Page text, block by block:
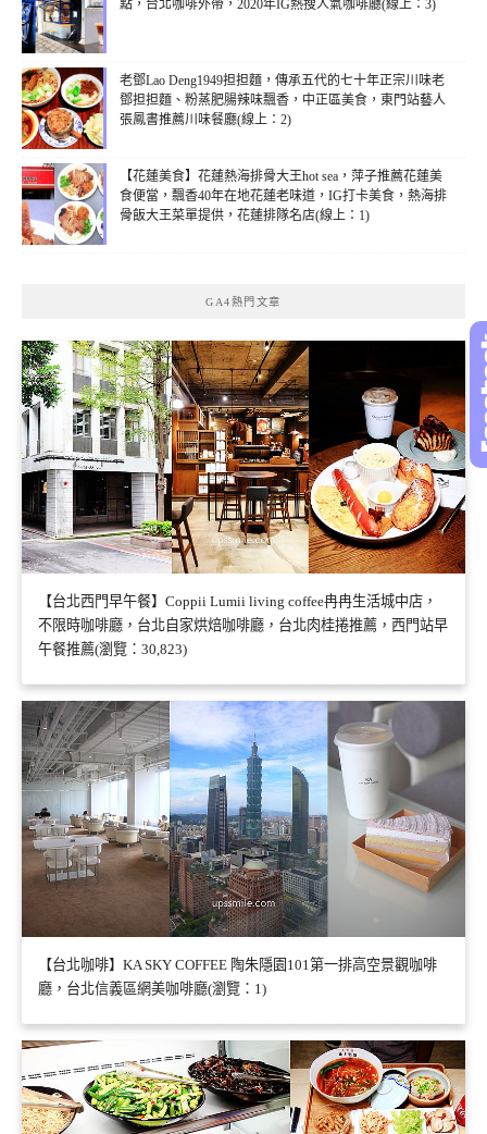
點，台北咖啡外帶，2020年IG熱搜人氣咖啡廳(線上：3)
老鄧Lao Deng1949担担麵，傳承五代的七十年正宗川味老
鄧担担麵、粉蒸肥腸辣味飄香，中正區美食，東門站藝人
張鳳書推薦川味餐廳(線上：2)
【花蓮美食】花蓮熱海排骨大王hot sea，萍子推薦花蓮美
食便當，飄香40年在地花蓮老味道，IG打卡美食，熱海排
骨飯大王菜單提供，花蓮排隊名店(線上：1)
GA4熱門文章
【台北西門早午餐】Coppii Lumii living coffee冉冉生活城中店，
不限時咖啡廳，台北自家烘焙咖啡廳，台北肉桂捲推薦，西門站早
午餐推薦(瀏覽：30,823)
【台北咖啡】KA SKY COFFEE 陶朱隱園101第一排高空景觀咖啡
廳，台北信義區網美咖啡廳(瀏覽：1)